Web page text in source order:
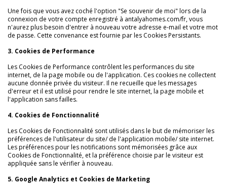
Une fois que vous avez coché l'option "Se souvenir de moi" lors de la
connexion de votre compte enregistré à antalyahomes.com/fr, vous
n'aurez plus besoin d'entrer à nouveau votre adresse e-mail et votre mot
de passe. Cette convenance est fournie par les Cookies Persistants.
3. Cookies de Performance
Les Cookies de Performance contrôlent les performances du site
internet, de la page mobile ou de l'application. Ces cookies ne collectent
aucune donnée privée du visiteur. Il ne recueille que les messages
d'erreur et il est utilisé pour rendre le site internet, la page mobile et
l'application sans failles.
4. Cookies de Fonctionnalité
Les Cookies de Fonctionnalité sont utilisés dans le but de mémoriser les
préférences de l'utilisateur du site/ de l'application mobile/ site internet.
Les préférences pour les notifications sont mémorisées grâce aux
Cookies de Fonctionnalité, et la préférence choisie par le visiteur est
appliquée sans le vérifier à nouveau.
5. Google Analytics et Cookies de Marketing